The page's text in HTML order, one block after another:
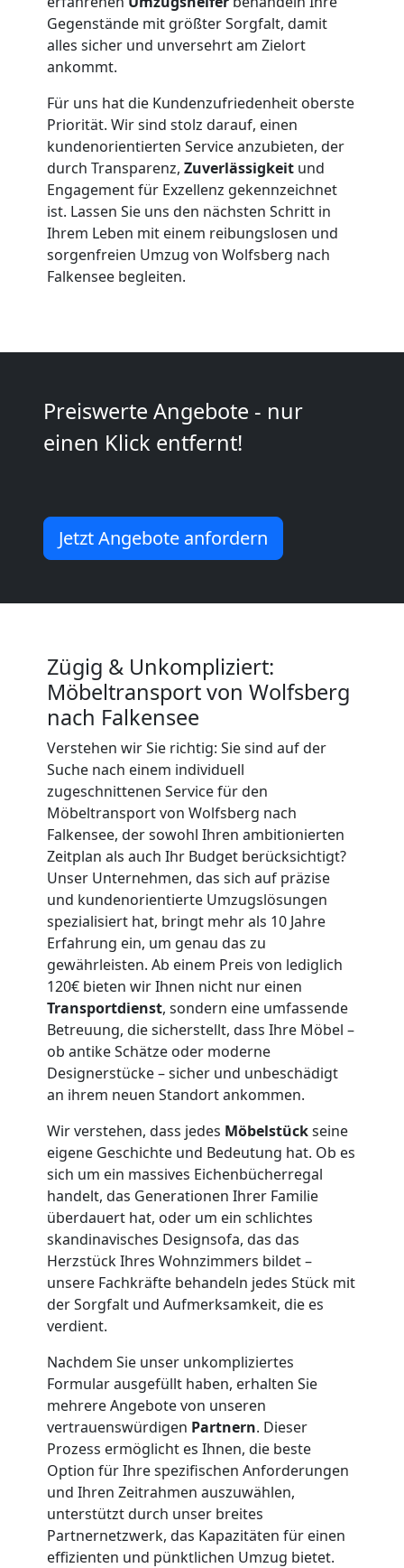
Gegenstände mit größter Sorgfalt, damit
alles sicher und unversehrt am Zielort
ankommt.
Für uns hat die Kundenzufriedenheit oberste
Priorität. Wir sind stolz darauf, einen
kundenorientierten Service anzubieten, der
durch Transparenz, Zuverlässigkeit und
Engagement für Exzellenz gekennzeichnet
ist. Lassen Sie uns den nächsten Schritt in
Ihrem Leben mit einem reibungslosen und
sorgenfreien Umzug von Wolfsberg nach
Falkensee begleiten.
Preiswerte Angebote - nur
einen Klick entfernt!
Jetzt Angebote anfordern
Zügig & Unkompliziert:
Möbeltransport von Wolfsberg
nach Falkensee
Verstehen wir Sie richtig: Sie sind auf der
Suche nach einem individuell
zugeschnittenen Service für den
Möbeltransport von Wolfsberg nach
Falkensee, der sowohl Ihren ambitionierten
Zeitplan als auch Ihr Budget berücksichtigt?
Unser Unternehmen, das sich auf präzise
und kundenorientierte Umzugslösungen
spezialisiert hat, bringt mehr als 10 Jahre
Erfahrung ein, um genau das zu
gewährleisten. Ab einem Preis von lediglich
120€ bieten wir Ihnen nicht nur einen
Transportdienst, sondern eine umfassende
Betreuung, die sicherstellt, dass Ihre Möbel –
ob antike Schätze oder moderne
Designerstücke – sicher und unbeschädigt
an ihrem neuen Standort ankommen.
Wir verstehen, dass jedes Möbelstückseine
eigene Geschichte und Bedeutung hat. Ob es
sich um ein massives Eichenbücherregal
handelt, das Generationen Ihrer Familie
überdauert hat, oder um ein schlichtes
skandinavisches Designsofa, das das
Herzstück Ihres Wohnzimmers bildet –
unsere Fachkräfte behandeln jedes Stück mit
der Sorgfalt und Aufmerksamkeit, die es
verdient.
Nachdem Sie unser unkompliziertes
Formular ausgefüllt haben, erhalten Sie
mehrere Angebote von unseren
vertrauenswürdigen Partnern. Dieser
Prozess ermöglicht es Ihnen, die beste
Option für Ihre spezifischen Anforderungen
und Ihren Zeitrahmen auszuwählen,
unterstützt durch unser breites
Partnernetzwerk, das Kapazitäten für einen
effizienten und pünktlichen Umzug bietet.
Beiladung
Wolfsberg
Mini
Umzug
Wolfsberg
Umzug
Mann
LKW
Kunsttransport
Wolfsberg
Umzug
Wolfsberg
Mann
LKW
Möbellift
Wolfsberg
Übersiedlung
Wolfsberg
Klaviertransport
Wolfsberg
Privatumzug
Wolfsberg
Tresortransport